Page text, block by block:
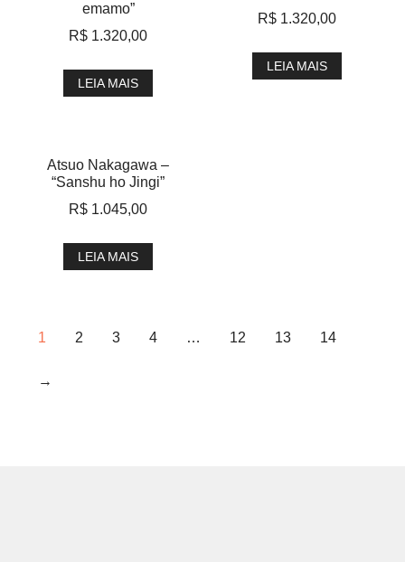
emamo”
R$ 1.320,00
LEIA MAIS
R$ 1.320,00
LEIA MAIS
Atsuo Nakagawa –
“Sanshu ho Jingi”
R$ 1.045,00
LEIA MAIS
1 2 3 4 … 12 13 14
→